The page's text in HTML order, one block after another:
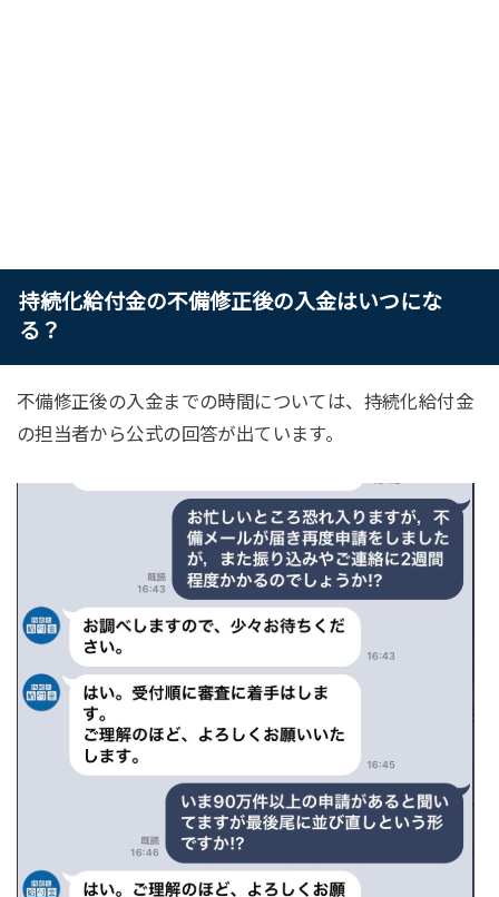
持続化給付金の不備修正後の入金はいつにな
る？
不備修正後の入金までの時間については、持続化給付金
の担当者から公式の回答が出ています。